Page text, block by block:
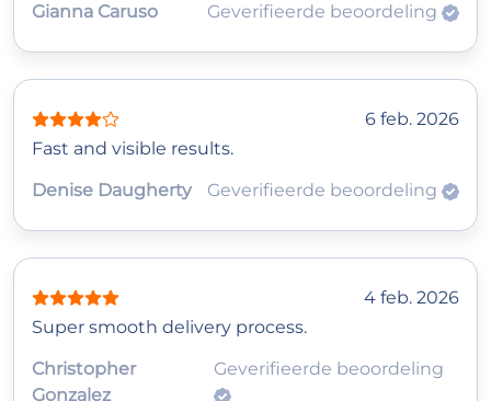
Gianna Caruso
Geverifieerde beoordeling
6 feb. 2026
Fast and visible results.
Denise Daugherty
Geverifieerde beoordeling
4 feb. 2026
Super smooth delivery process.
Christopher
Gonzalez
Geverifieerde beoordeling